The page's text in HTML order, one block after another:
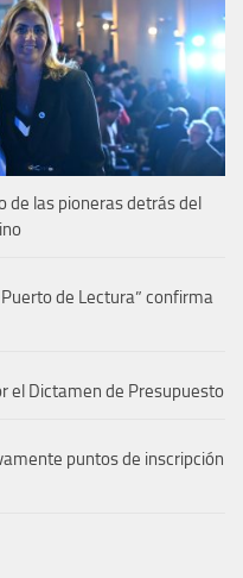
de las pioneras detrás del
de Lectura” confirma
el Dictamen de Presupuesto
puntos de inscripción